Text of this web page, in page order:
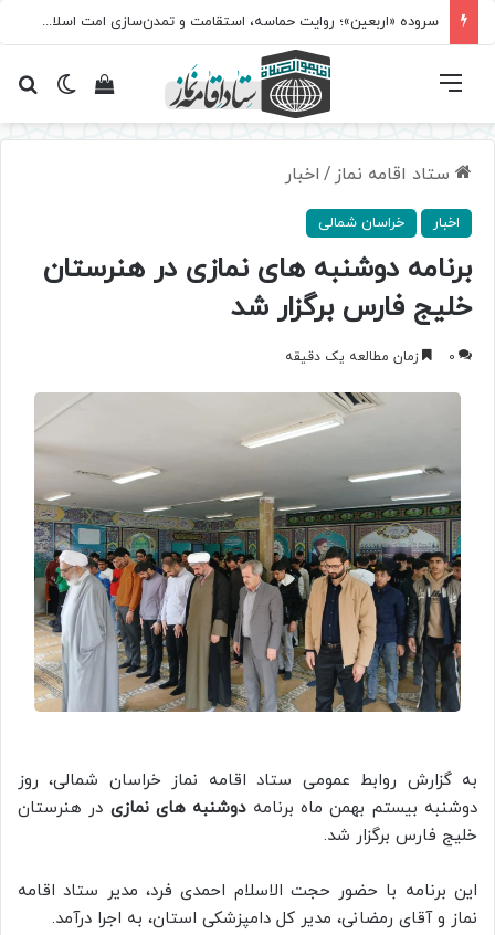
سروده‌ «اربعین»؛ روایت حماسه، استقامت و تمدن‌سازی امت اسلامی
تغییرمشاهده فهرست
ستاد اقامه نماز / اخبار
اخبار خراسان شمالی
برنامه دوشنبه های نمازی در هنرستان
خلیج فارس برگزار شد
0 زمان مطالعه یک دقیقه
به گزارش روابط عمومی ستاد اقامه نماز خراسان شمالی، روز
دوشنبه بیستم بهمن ماه برنامهدوشنبه های نمازی در هنرستان
خلیج فارس برگزار شد.
این برنامه با حضور حجت الاسلام احمدی فرد، مدیر ستاد اقامه
نماز و آقای رمضانی، مدیر کل دامپزشکی استان، به اجرا درآمد.